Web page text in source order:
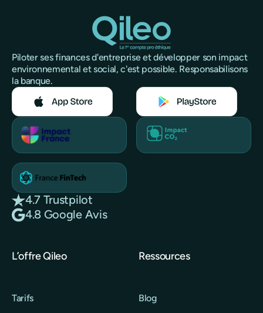
Piloter ses finances d'entreprise et développer son impact
environnemental et social, c'est possible. Responsabilisons
la banque.
4.7 Trustpilot
4.8 Google Avis
L’offre Qileo
Tarifs
Ressources
Blog